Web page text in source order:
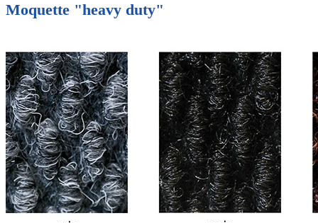
Moquette "heavy duty"